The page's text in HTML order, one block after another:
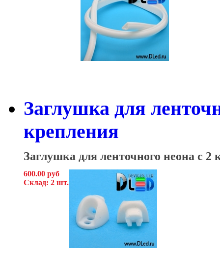
Заглушка для
крепления
Заглушка для ленточного неона с 2
600.00 руб
Склад: 2 шт.